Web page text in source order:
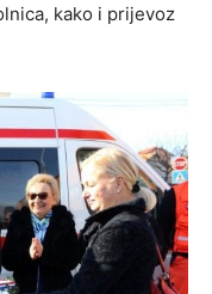
kako i prijevoz